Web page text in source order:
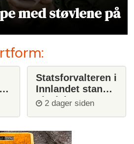
med støvlene på
Statsforvalteren i
Innlandet stanser
ulvejakt
2 dager siden